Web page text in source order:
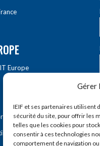
Gérer
IEIF et ses partenaires utilisent
sécurité du site, pour offrir les
telles que les cookies pour
consentir à ces technologies
comportement de navigation
Europe
France